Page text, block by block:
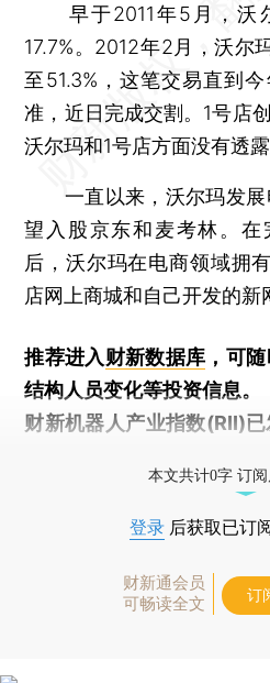
早于2011年5月，沃
17.7%。2012年2月，沃尔
至51.3%，这笔交易直到
准，近日完成交割。1号店
沃尔玛和1号店方面没有透
一直以来，沃尔玛发展
望入股京东和麦考林。在
后，沃尔玛在电商领域拥
店网上商城和自己开发的新
推荐进入财新数据库 ，可
结构人员变化等投资信息。
财新机器人产业指数(RII)已
本文共计0字 订
登录 后获取已订
财新通会员
可畅读全文
订